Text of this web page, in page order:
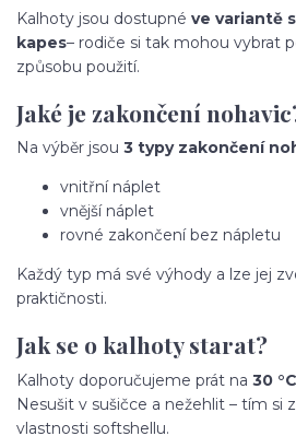
Kalhoty jsou dostupné ve variantě
kapes– rodiče si tak mohou vybrat
způsobu použití.
Jaké je zakončení
Na výběr jsou 3 typy zakončení
vnitřní náplet
vnější náplet
rovné zakončení bez nápletu
Každý typ má své výhody a lze jej
praktičnosti.
Jak se o kalhoty starat?
Kalhoty doporučujeme prát na 30 °C
Nesušit v sušičce a nežehlit – tím si
vlastnosti softshellu.